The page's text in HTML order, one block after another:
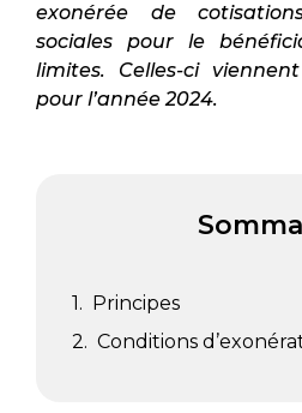
exonérée de
sociales pour le
limites. Celles-ci
pour l’année 2024.
Principes
Conditions